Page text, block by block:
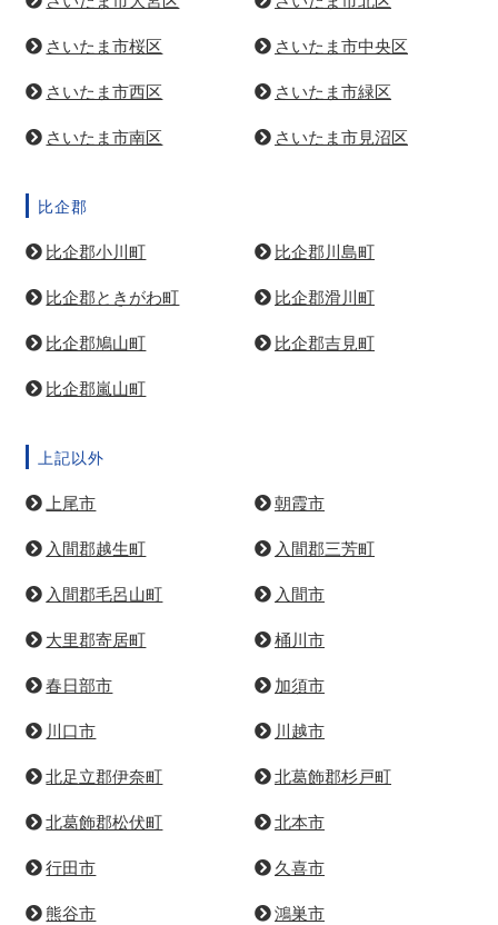
さいたま市桜区 さいたま市中央区
さいたま市西区 さいたま市緑区
さいたま市南区 さいたま市見沼区
比企郡
比企郡小川町 比企郡川島町
比企郡ときがわ町 比企郡滑川町
比企郡鳩山町 比企郡吉見町
比企郡嵐山町
上記以外
上尾市 朝霞市
入間郡越生町 入間郡三芳町
入間郡毛呂山町 入間市
大里郡寄居町 桶川市
春日部市 加須市
川口市 川越市
北足立郡伊奈町 北葛飾郡杉戸町
北葛飾郡松伏町 北本市
行田市 久喜市
熊谷市 鴻巣市